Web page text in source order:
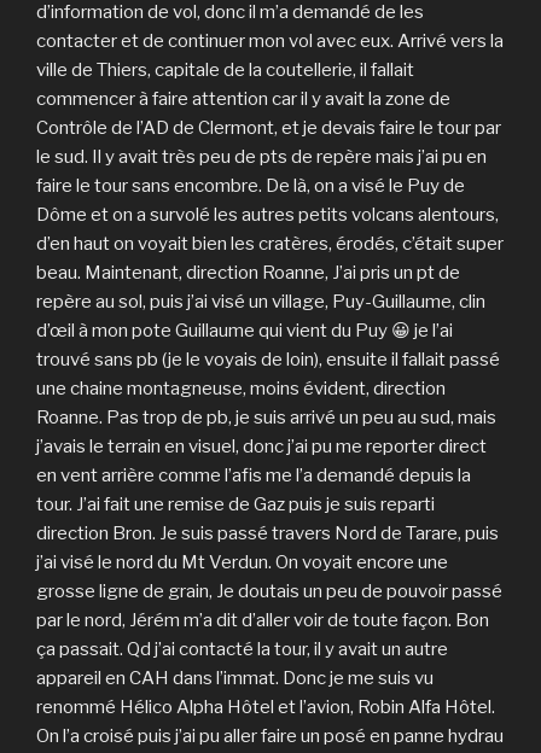
d’information de vol, donc il m’a demandé de les
contacter et de continuer mon vol avec eux. Arrivé vers la
ville de Thiers, capitale de la coutellerie, il fallait
commencer à faire attention car il y avait la zone de
Contrôle de l’AD de Clermont, et je devais faire le tour par
le sud. Il y avait très peu de pts de repère mais j’ai pu en
faire le tour sans encombre. De là, on a visé le Puy de
Dôme et on a survolé les autres petits volcans alentours,
d’en haut on voyait bien les cratères, érodés, c’était super
beau. Maintenant, direction Roanne, J’ai pris un pt de
repère au sol, puis j’ai visé un village, Puy-Guillaume, clin
d’œil à mon pote Guillaume qui vient du Puy 😀 je l’ai
trouvé sans pb (je le voyais de loin), ensuite il fallait passé
une chaine montagneuse, moins évident, direction
Roanne. Pas trop de pb, je suis arrivé un peu au sud, mais
j’avais le terrain en visuel, donc j’ai pu me reporter direct
en vent arrière comme l’afis me l’a demandé depuis la
tour. J’ai fait une remise de Gaz puis je suis reparti
direction Bron. Je suis passé travers Nord de Tarare, puis
j’ai visé le nord du Mt Verdun. On voyait encore une
grosse ligne de grain, Je doutais un peu de pouvoir passé
par le nord, Jérém m’a dit d’aller voir de toute façon. Bon
ça passait. Qd j’ai contacté la tour, il y avait un autre
appareil en CAH dans l’immat. Donc je me suis vu
renommé Hélico Alpha Hôtel et l’avion, Robin Alfa Hôtel.
On l’a croisé puis j’ai pu aller faire un posé en panne hydrau